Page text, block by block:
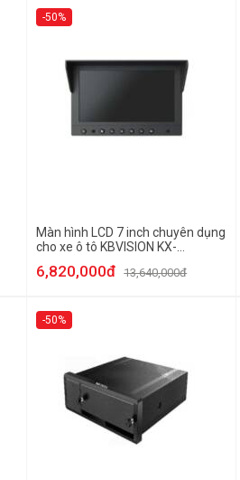
-50%
Màn hình LCD 7 inch chuyên dụng
cho xe ô tô KBVISION KX-
6,820,000đ 13,640,000đ
-50%